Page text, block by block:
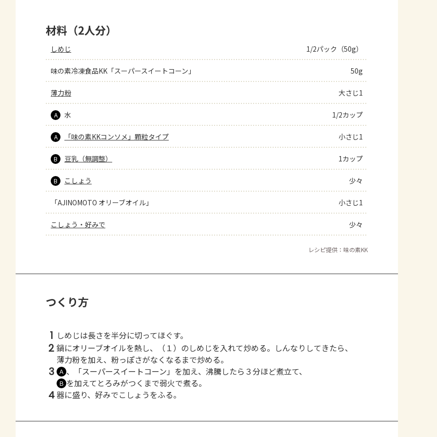
材料（2人分）
しめじ 1/2パック（50g）
味の素冷凍食品KK「スーパースイートコーン」 50g
薄力粉 大さじ1
A 水 1/2カップ
A 「味の素KKコンソメ」顆粒タイプ 小さじ1
B 豆乳（無調整） 1カップ
B こしょう 少々
「AJINOMOTO オリーブオイル」 小さじ1
こしょう・好みで 少々
レシピ提供：味の素KK
つくり方
1 しめじは長さを半分に切ってほぐす。
2 鍋にオリーブオイルを熱し、（１）のしめじを入れて炒める。しんなりしてきたら、
薄力粉を加え、粉っぽさがなくなるまで炒める。
3 Ａ 、「スーパースイートコーン」を加え、沸騰したら３分ほど煮立て、
Ｂ を加えてとろみがつくまで弱火で煮る。
4器に盛り、好みでこしょうをふる。